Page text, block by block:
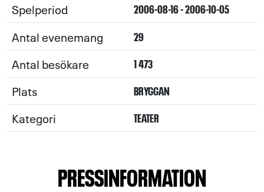
Spelperiod 2006-08-16 - 2006-10-05
Antal evenemang 29
Antal besökare 1 473
Plats BRYGGAN
Kategori TEATER
PRESSINFORMATION